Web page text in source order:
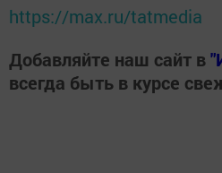
https://max.ru/tatmedia
Добавляйте наш сайт в
всегда быть в курсе